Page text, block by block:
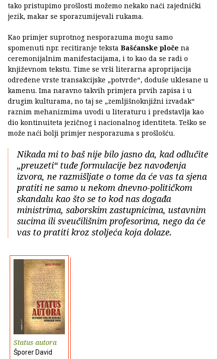
tako pristupimo prošlosti možemo nekako naći zajednički
jezik, makar se sporazumijevali rukama.
Kao primjer suprotnog nesporazuma mogu samo
spomenuti npr. recitiranje teksta Bašćanske ploče na
ceremonijalnim manifestacijama, i to kao da se radi o
književnom tekstu. Time se vrši literarna aproprijacija
određene vrste transakcijske „potvrde“, doduše uklesane u
kamenu. Ima naravno takvih primjera prvih zapisa i u
drugim kulturama, no taj se „zemljišnoknjižni izvadak“
raznim mehanizmima uvodi u literaturu i predstavlja kao
dio kontinuiteta jezičnog i nacionalnog identiteta. Teško se
može naći bolji primjer nesporazuma s prošlošću.
Nikada mi to baš nije bilo jasno da, kad odlučite
„preuzeti“ tuđe formulacije bez navođenja
izvora, ne razmišljate o tome da će vas ta sjena
pratiti ne samo u nekom dnevno-političkom
skandalu kao što se to kod nas događa
ministrima, saborskim zastupnicima, ustavnim
sucima ili sveučilišnim profesorima, nego da će
vas to pratiti kroz stoljeća koja dolaze.
Status autora
Šporer David